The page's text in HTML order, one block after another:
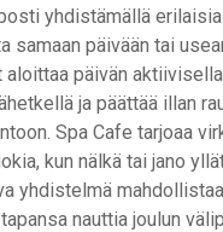
yhdistämällä
samaan päivään tai
aloittaa päivän
ja päättää illan
Spa Cafe tarjoaa
kun nälkä tai jano
yhdistelmä
nauttia joulun